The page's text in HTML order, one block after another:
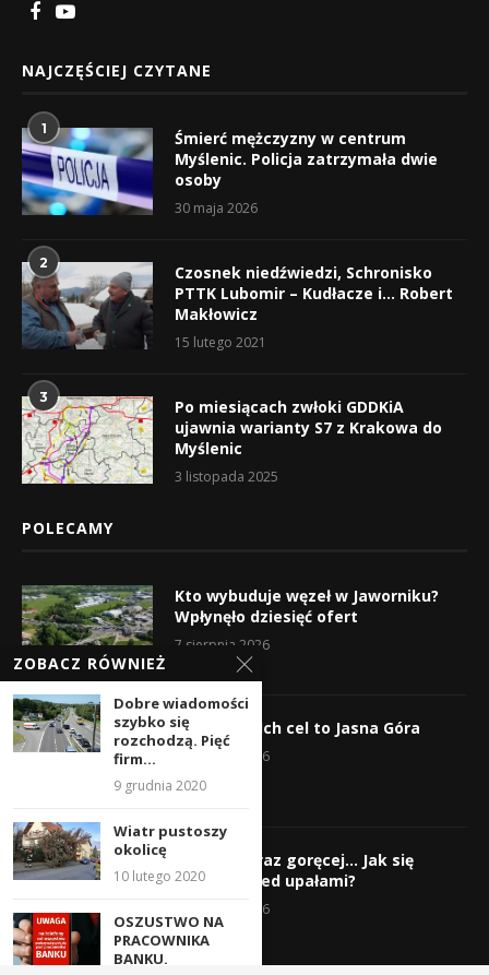
NAJCZĘŚCIEJ CZYTANE
1
Śmierć mężczyzny w centrum
Myślenic. Policja zatrzymała dwie
osoby
30 maja 2026
2
Czosnek niedźwiedzi, Schronisko
PTTK Lubomir – Kudłacze i… Robert
Makłowicz
15 lutego 2021
3
Po miesiącach zwłoki GDDKiA
ujawnia warianty S7 z Krakowa do
Myślenic
3 listopada 2025
POLECAMY
Kto wybuduje węzeł w Jaworniku?
Wpłynęło dziesięć ofert
7 sierpnia 2026
Wyruszyli! Ich cel to Jasna Góra
5 sierpnia 2026
Gorąco, coraz goręcej… Jak się
chronić przed upałami?
4 sierpnia 2026
ZOBACZ RÓWNIEŻ
Dobre wiadomości
szybko się
rozchodzą. Pięć
firm...
9 grudnia 2020
Wiatr pustoszy
okolicę
10 lutego 2020
OSZUSTWO NA
PRACOWNIKA
BANKU.